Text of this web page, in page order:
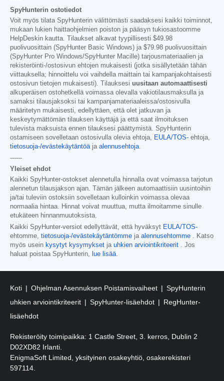
SpyHunterin ostotiedot
Voit myös tilata SpyHunterin välittömästi saadaksesi kaikki toiminnot,
mukaan lukien haittaohjelmien poiston ja pääsyn tukiosastoomme
HelpDeskin kautta. Tilaukset alkavat tyypillisesti $49.98
puolivuosittain (SpyHunter Basic Windows) ja $79.98 puolivuosittain
(SpyHunter Pro Windows/SpyHunter Macille) tarjousmateriaalien ja
rekisteröinti-/ostosivun ehtojen mukaisesti (jotka sisällytetään tähän
viittauksella; hinnoittelu voi vaihdella maittain tai kampanjakohtaisesti
ostosivun tietojen mukaisesti). Tilauksesi uusitaan automaattisesti
alkuperäisen ostohetkellä voimassa olevalla vakiotilausmaksulla ja
samaksi tilausjaksoksi tai kampanjamateriaaleissa/ostosivulla
määritetyn mukaisesti, edellyttäen, että olet jatkuvan ja
keskeytymättömän tilauksen käyttäjä ja että saat ilmoituksen
tulevista maksuista ennen tilauksesi päättymistä. SpyHunterin
ostamiseen sovelletaan ostosivulla olevia ehtoja, EULA/TOS- ehtoja,
tietosuoja-/evästekäytäntöäja alennusehtoja.
------
Yleiset ehdot
Kaikki SpyHunter-ostokset alennetulla hinnalla ovat voimassa tarjotun
alennetun tilausjakson ajan. Tämän jälkeen automaattisiin uusintoihin
ja/tai tuleviin ostoksiin sovelletaan kulloinkin voimassa olevaa
normaalia hintaa. Hinnat voivat muuttua, mutta ilmoitamme sinulle
etukäteen hinnanmuutoksista.
Kaikki SpyHunter-versiot edellyttävät, että hyväksyt EULA/TOS-
ehtomme, tietosuoja-/evästekäytäntömme ja alennusehtomme . Katso
myös usein kysytyt kysymykset ja uhkien arviointikriteerit . Jos
haluat poistaa SpyHunterin, lue lisää.
Koti Ohjelman Asennuksen Poistamisvaiheet
SpyHunterin
uhkien arviointikriteerit
SpyHunter-lisäehdot
RegHunter-
lisäehdot
Rekisteröity toimipaikka: 1 Castle Street, 3. kerros, Dublin 2
D02XD82 Irlanti.
EnigmaSoft Limited, yksityinen osakeyhtiö, osakerekisteri
597114.